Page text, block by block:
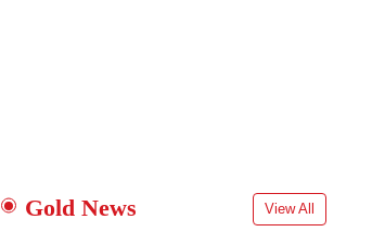
Gold News View All